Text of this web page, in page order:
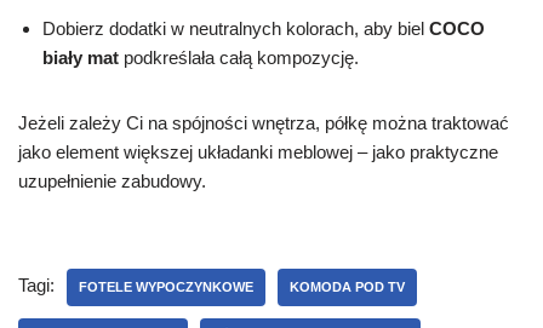
Dobierz dodatki w neutralnych kolorach, aby biel COCO
biały mat podkreślała całą kompozycję.
Jeżeli zależy Ci na spójności wnętrza, półkę można traktować
jako element większej układanki meblowej – jako praktyczne
uzupełnienie zabudowy.
Tagi: FOTELE WYPOCZYNKOWE KOMODA POD TV